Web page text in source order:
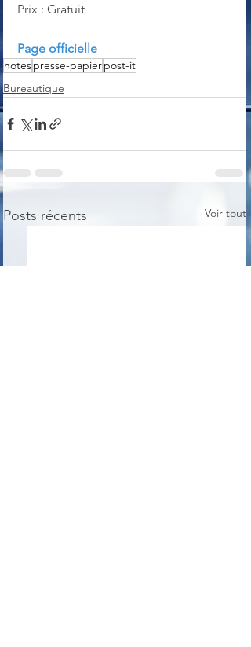
Prix : Gratuit
Page officielle
notespresse-papierpost-it
Bureautique
Posts récents Voir tout